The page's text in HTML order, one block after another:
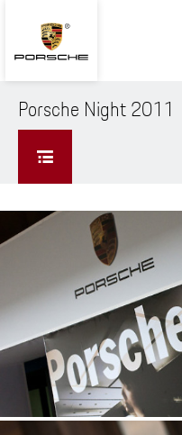
Porsche Night 2011